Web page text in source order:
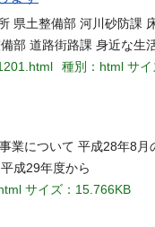
県土整備部 河川砂防課
部 道路街路課 身近な生
種別：html サイ
業について 平成28年8月
成29年度から
サイズ：15.766KB